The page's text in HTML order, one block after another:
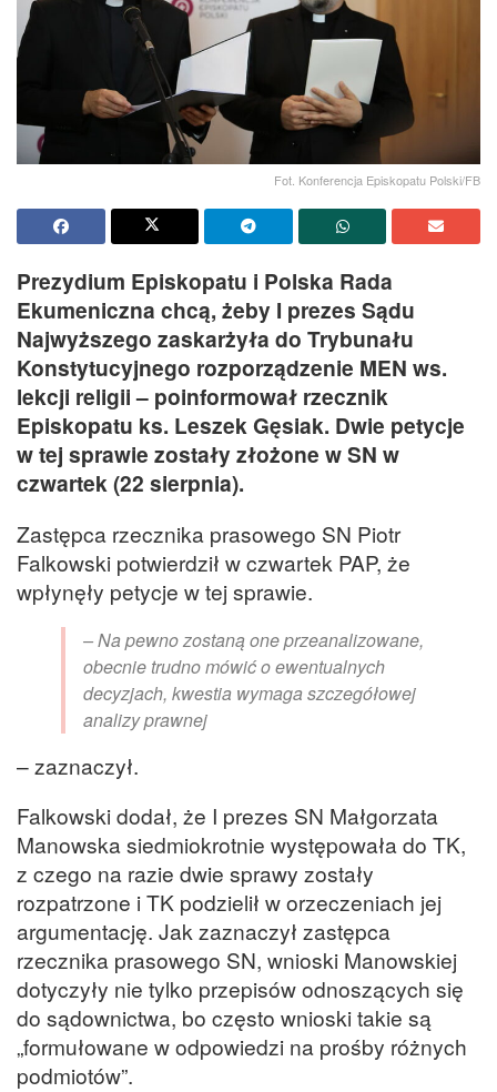
Fot. Konferencja Episkopatu Polski/FB
Prezydium Episkopatu i Polska Rada
Ekumeniczna chcą, żeby I prezes Sądu
Najwyższego zaskarżyła do Trybunału
Konstytucyjnego rozporządzenie MEN ws.
lekcji religii – poinformował rzecznik
Episkopatu ks. Leszek Gęsiak. Dwie petycje
w tej sprawie zostały złożone w SN w
czwartek (22 sierpnia).
Zastępca rzecznika prasowego SN Piotr
Falkowski potwierdził w czwartek PAP, że
wpłynęły petycje w tej sprawie.
– Na pewno zostaną one przeanalizowane,
obecnie trudno mówić o ewentualnych
decyzjach, kwestia wymaga szczegółowej
analizy prawnej
– zaznaczył.
Falkowski dodał, że I prezes SN Małgorzata
Manowska siedmiokrotnie występowała do TK,
z czego na razie dwie sprawy zostały
rozpatrzone i TK podzielił w orzeczeniach jej
argumentację. Jak zaznaczył zastępca
rzecznika prasowego SN, wnioski Manowskiej
dotyczyły nie tylko przepisów odnoszących się
do sądownictwa, bo często wnioski takie są
„formułowane w odpowiedzi na prośby różnych
podmiotów”.